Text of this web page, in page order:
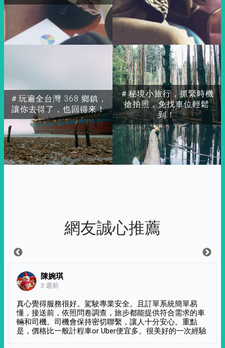
＃玩遍全台灣 368 鄉鎮，
讓你去得了，也回得來！
＃秘境小旅行，抓緊時機
搶拍照，免找車位輕鬆
到！
網友誠心推薦
陳婉琪
3 週前
真心覺得服務很好。駕駛專業安全。且訂單系統簡單易
懂，接送前，依照問卷調查，旅步都能提供符合需求的車
輛和司機。司機會保持密切聯繫，讓人十分安心。重點
是，價格比一般計程車or Uber便宜多。很美好的一次經驗